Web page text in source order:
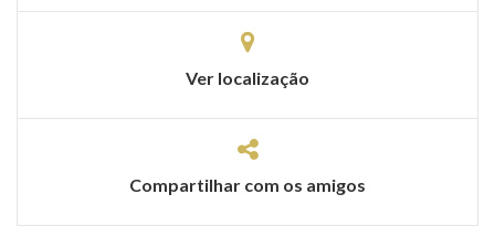
Ver localização
Compartilhar com os amigos